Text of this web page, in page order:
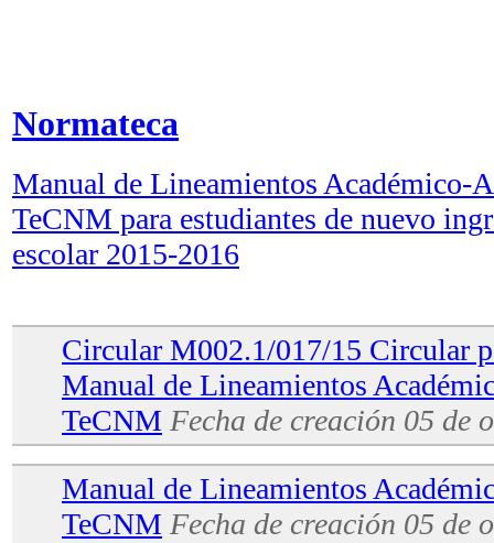
Normateca
Manual de Lineamientos Académico-
TeCNM para estudiantes de nuevo
escolar 2015-2016
Circular M002.1/017/15 Circular
Manual de Lineamientos
TeCNM Fecha de creación 05 de
Manual de Lineamientos
TeCNM Fecha de creación 05 de